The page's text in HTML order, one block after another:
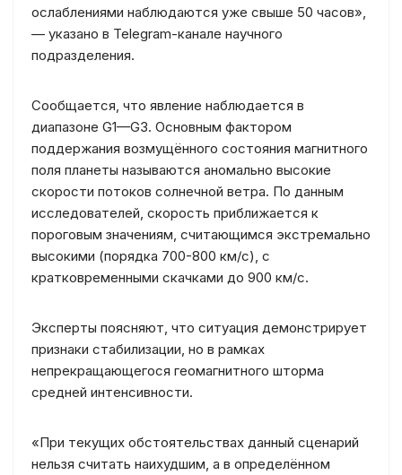
ослаблениями наблюдаются уже свыше 50 часов»,
— указано в Telegram-канале научного
подразделения.
Сообщается, что явление наблюдается в
диапазоне G1—G3. Основным фактором
поддержания возмущённого состояния магнитного
поля планеты называются аномально высокие
скорости потоков солнечной ветра. По данным
исследователей, скорость приближается к
пороговым значениям, считающимся экстремально
высокими (порядка 700-800 км/с), с
кратковременными скачками до 900 км/с.
Эксперты поясняют, что ситуация демонстрирует
признаки стабилизации, но в рамках
непрекращающегося геомагнитного шторма
средней интенсивности.
«При текущих обстоятельствах данный сценарий
нельзя считать наихудшим, а в определённом